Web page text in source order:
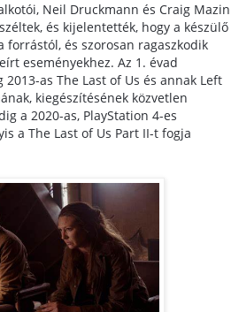
Neil Druckmann és Craig Mazin
és kijelentették, hogy a készülő
és szorosan ragaszkodik
eseményekhez. Az 1. évad
as The Last of Us és annak Left
kiegészítésének közvetlen
a 2020-as, PlayStation 4-es
a The Last of Us Part II-t fogja